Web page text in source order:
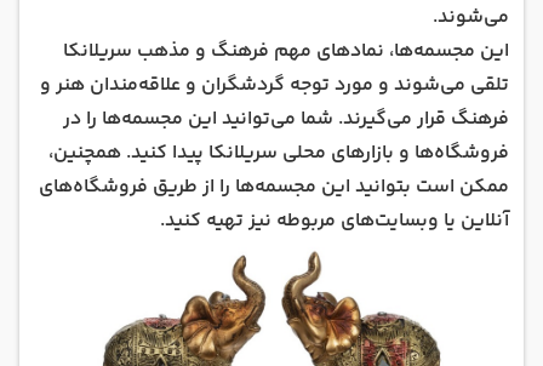
می‌شوند.
این مجسمه‌ها، نمادهای مهم فرهنگ و مذهب سریلانکا
تلقی می‌شوند و مورد توجه گردشگران و علاقه‌مندان هنر و
فرهنگ قرار می‌گیرند. شما می‌توانید این مجسمه‌ها را در
فروشگاه‌ها و بازارهای محلی سریلانکا پیدا کنید. همچنین،
ممکن است بتوانید این مجسمه‌ها را از طریق فروشگاه‌های
آنلاین یا وبسایت‌های مربوطه نیز تهیه کنید.